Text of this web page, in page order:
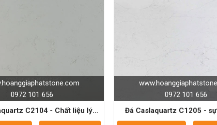
cứng nhất nhưng cần lưu ý tránh tác động mạnh lên
hay tác động lực quá mạnh trực tiếp lên bề mặt đá,
rửa, bàn bếp) có độ cứng giảm hơn so bề mặt thông
chất tẩy sơn hoặc bất kỳ sản phẩm nào có
hư hại cho bề mặt đá.
www.hoanggiaphatstone.com
Đá Caslaquartz C1205 - sự lựa chọn
hàng đầu cho thiết kế nội thất
Đá
trọng